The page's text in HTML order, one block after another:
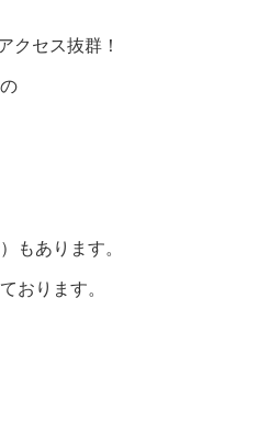
クセス抜群！
もあります。
おります。